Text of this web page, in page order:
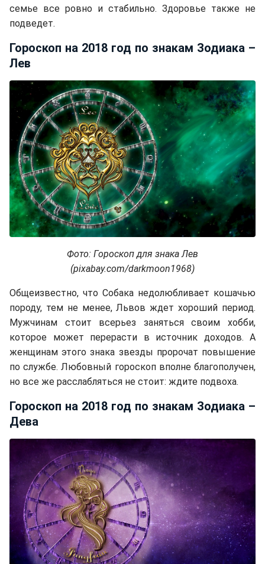
семье все ровно и стабильно. Здоровье также не
подведет.
Гороскоп на 2018 год по знакам Зодиака –
Лев
Фото: Гороскоп для знака Лев
(pixabay.com/darkmoon1968)
Общеизвестно, что Собака недолюбливает кошачью
породу, тем не менее, Львов ждет хороший период.
Мужчинам стоит всерьез заняться своим хобби,
которое может перерасти в источник доходов. А
женщинам этого знака звезды пророчат повышение
по службе. Любовный гороскоп вполне благополучен,
но все же расслабляться не стоит: ждите подвоха.
Гороскоп на 2018 год по знакам Зодиака –
Дева